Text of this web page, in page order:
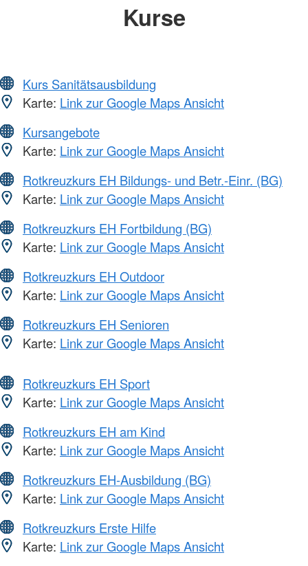
Kurse
Kurs Sanitätsausbildung
Karte: Link zur Google Maps Ansicht
Kursangebote
Karte: Link zur Google Maps Ansicht
Rotkreuzkurs EH Bildungs- und Betr.-Einr. (BG)
Karte: Link zur Google Maps Ansicht
Rotkreuzkurs EH Fortbildung (BG)
Karte: Link zur Google Maps Ansicht
Rotkreuzkurs EH Outdoor
Karte: Link zur Google Maps Ansicht
Rotkreuzkurs EH Senioren
Karte: Link zur Google Maps Ansicht
Rotkreuzkurs EH Sport
Karte: Link zur Google Maps Ansicht
Rotkreuzkurs EH am Kind
Karte: Link zur Google Maps Ansicht
Rotkreuzkurs EH-Ausbildung (BG)
Karte: Link zur Google Maps Ansicht
Rotkreuzkurs Erste Hilfe
Karte: Link zur Google Maps Ansicht